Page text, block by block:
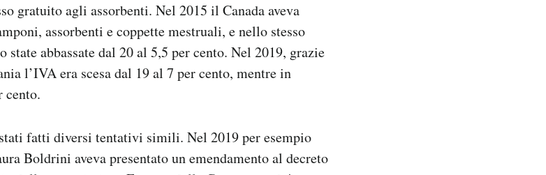
gratuito agli assorbenti. Nel 2015 il Canada aveva
assorbenti e coppette mestruali, e nello stesso
state abbassate dal 20 al 5,5 per cento. Nel 2019, grazie
l’IVA era scesa dal 19 al 7 per cento, mentre in
cento.
fatti diversi tentativi simili. Nel 2019 per esempio
Boldrini aveva presentato un emendamento al decreto